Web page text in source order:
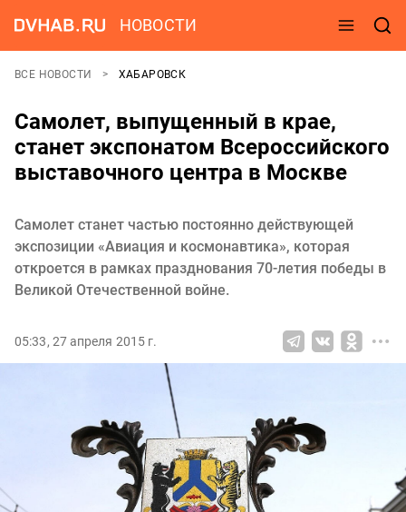
НОВОСТИ
ВСЕ НОВОСТИ ХАБАРОВСК
Самолет, выпущенный в крае,
станет экспонатом Всероссийского
выставочного центра в Москве
Самолет станет частью постоянно действующей
экспозиции «Авиация и космонавтика», которая
откроется в рамках празднования 70-летия победы в
Великой Отечественной войне.
05:33, 27 апреля 2015 г.